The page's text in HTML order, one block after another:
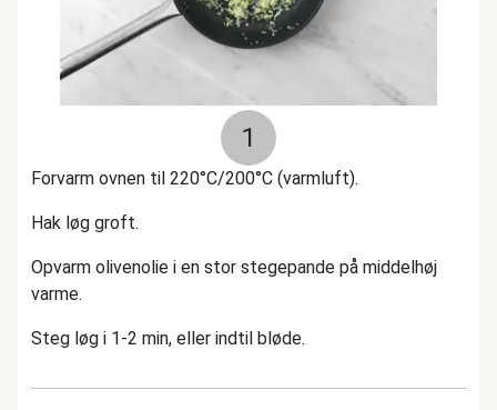
1
Forvarm ovnen til 220°C/200°C (varmluft).
Hak løg groft.
Opvarm olivenolie i en stor stegepande på middelhøj
varme.
Steg løg i 1-2 min, eller indtil bløde.